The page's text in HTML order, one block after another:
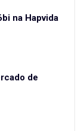
na Hapvida
de